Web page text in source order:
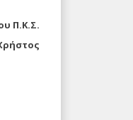
Π.Κ.Σ.